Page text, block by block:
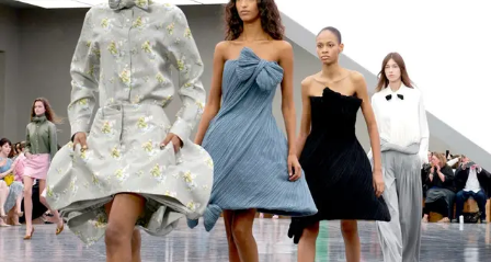
的首作所造成的話題及關注度，我們便知道 Demna 沒這麼
簡單，一個嶄新的 Gucci 時代已經展開！